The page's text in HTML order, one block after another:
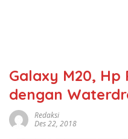
Galaxy M20,
dengan
Redaksi
Des 22, 2018